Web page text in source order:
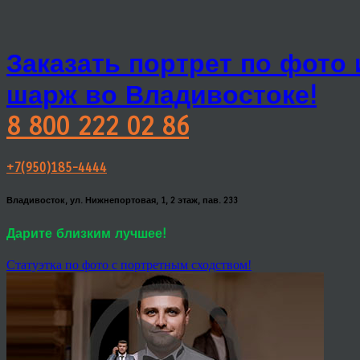
Заказать портрет по фото
шарж во Владивостоке!
8 800 222 02 86
+7(950)185-4444
Владивосток, ул. Нижнепортовая, 1, 2 этаж, пав. 233
Дарите близким лучшее!
Статуэтка по фото с портретным сходством!